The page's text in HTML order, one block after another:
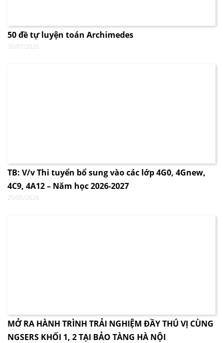
50 đề tự luyện toán Archimedes
30/07/2026
TB: V/v Thi tuyển bổ sung vào các lớp 4G0, 4Gnew,
4C9, 4A12 – Năm học 2026-2027
25/05/2026
MỞ RA HÀNH TRÌNH TRẢI NGHIỆM ĐẦY THÚ VỊ CÙNG
NGSERS KHỐI 1, 2 TẠI BẢO TÀNG HÀ NỘI